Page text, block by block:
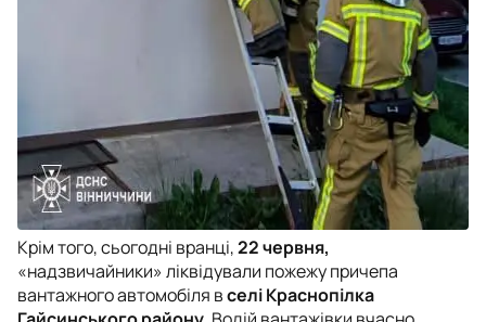
Крім того, сьогодні вранці,22 червня,
«надзвичайники» ліквідували пожежу причепа
вантажного автомобіля вселі Краснопілка